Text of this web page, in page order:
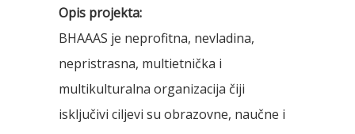
Opis projekta:
BHAAAS je neprofitna, nevladina,
nepristrasna, multietnička i
multikulturalna organizacija čiji
isključivi ciljevi su obrazovne, naučne i